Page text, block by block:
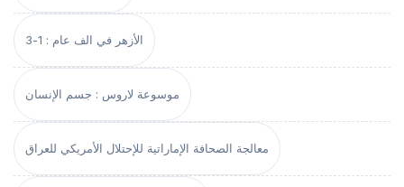
الأزهر في الف عام : 1-3
موسوعة لاروس : جسم الإنسان
معالجة الصحافة الإماراتية للإحتلال الأمريكي للعراق